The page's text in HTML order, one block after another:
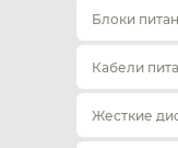
Блоки
Кабели
Жесткие